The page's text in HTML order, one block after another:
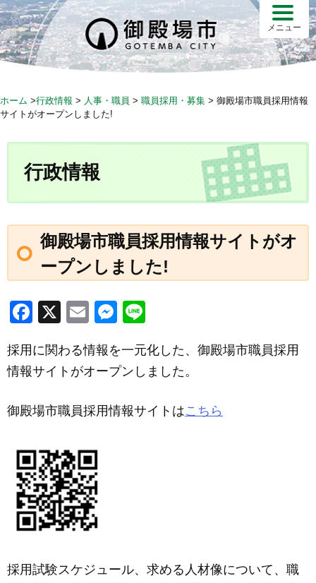
S
k
i
p
c
メニュー
ホーム >行政情報 > 人事・職員 > 職員採用・募集 > 御殿場市職員採用情報
サイトがオープンしました!
行政情報
御殿場市職員採用情報サイトがオ
ープンしました!
F
c
e
b
o
o
k
X
E
ail
M
ss
e
n
g
e
採用に関わる情報を一元化した、御殿場市職員採用
情報サイトがオープンしました。
御殿場市職員採用情報サイトはこちら
採用試験スケジュール、求める人材像について、職